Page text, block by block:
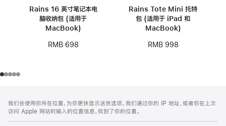
Rains 16 英寸笔记本电
脑收纳包 (适用于
MacBook)
RMB 698
Rains Tote Mini 托特
包 (适用于 iPad 和
MacBook)
RMB 998
页
页
注
我们会使用你所在位置，为你更快显示送货选项。我们通过你的 IP 地址，或者你在上次
访问 Apple 网站时输入的位置信息，找到了你的位置。